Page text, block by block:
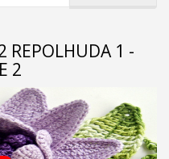
REPOLHUDA 1 -
2